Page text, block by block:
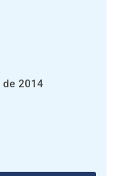
2014